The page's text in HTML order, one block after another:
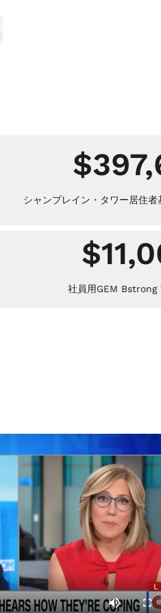
シャンプレイン・タワー居住者
$
社員用GEM Bstrong
$